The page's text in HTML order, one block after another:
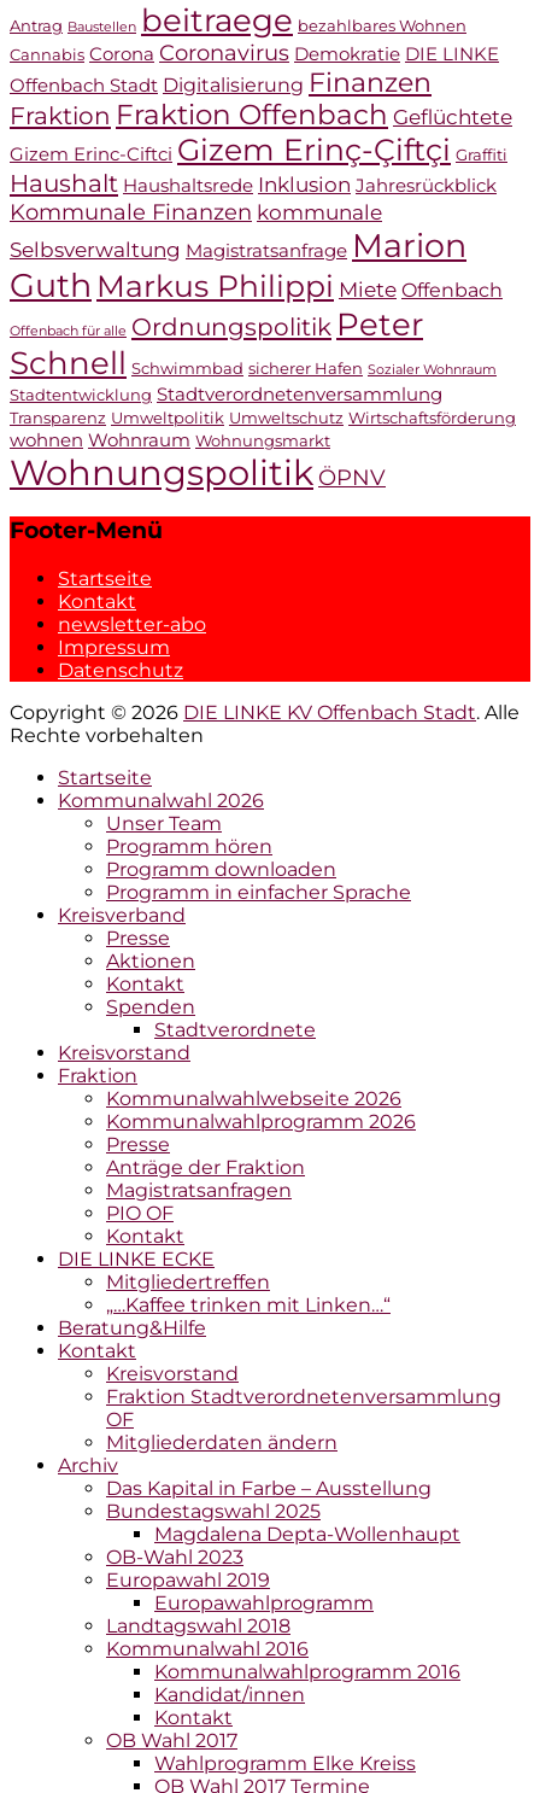
Antrag Baustellen beitraege bezahlbares Wohnen
Cannabis Corona Coronavirus Demokratie DIE LINKE
Offenbach Stadt Digitalisierung Finanzen
Fraktion Fraktion Offenbach Geflüchtete
Gizem Erinc-Ciftci Gizem Erinç-Çiftçi Graffiti
Haushalt Haushaltsrede Inklusion Jahresrückblick
Kommunale Finanzen kommunale
Selbsverwaltung Magistratsanfrage Marion
Guth Markus Philippi Miete Offenbach
Offenbach für alle Ordnungspolitik Peter
Schnell Schwimmbad sicherer Hafen Sozialer Wohnraum
Stadtentwicklung Stadtverordnetenversammlung
Transparenz Umweltpolitik Umweltschutz Wirtschaftsförderung
wohnen Wohnraum Wohnungsmarkt
Wohnungspolitik ÖPNV
Footer-Menü
Startseite
Kontakt
newsletter-abo
Impressum
Datenschutz
Copyright © 2026 DIE LINKE KV Offenbach Stadt. Alle
Rechte vorbehalten
Startseite
Kommunalwahl 2026
Unser Team
Programm hören
Programm downloaden
Programm in einfacher Sprache
Kreisverband
Presse
Aktionen
Kontakt
Spenden
Stadtverordnete
Kreisvorstand
Fraktion
Kommunalwahlwebseite 2026
Kommunalwahlprogramm 2026
Presse
Anträge der Fraktion
Magistratsanfragen
PIO OF
Kontakt
DIE LINKE ECKE
Mitgliedertreffen
„…Kaffee trinken mit Linken…“
Beratung&Hilfe
Kontakt
Kreisvorstand
Fraktion Stadtverordnetenversammlung
OF
Mitgliederdaten ändern
Archiv
Das Kapital in Farbe – Ausstellung
Bundestagswahl 2025
Magdalena Depta-Wollenhaupt
OB-Wahl 2023
Europawahl 2019
Europawahlprogramm
Landtagswahl 2018
Kommunalwahl 2016
Kommunalwahlprogramm 2016
Kandidat/innen
Kontakt
OB Wahl 2017
Wahlprogramm Elke Kreiss
OB Wahl 2017 Termine